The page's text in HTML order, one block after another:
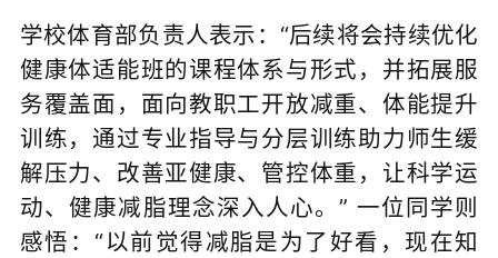
学校体育部负责人表示：“后续将会持续优化
健康体适能班的课程体系与形式，并拓展服
务覆盖面，面向教职工开放减重、体能提升
训练，通过专业指导与分层训练助力师生缓
解压力、改善亚健康、管控体重，让科学运
动、健康减脂理念深入人心。” 一位同学则
感悟：“以前觉得减脂是为了好看，现在知